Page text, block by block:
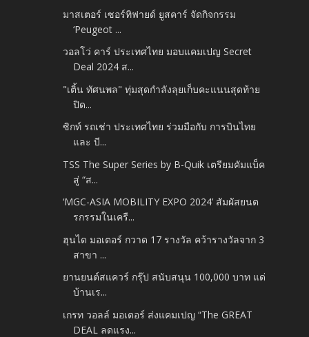
มาสเตอร์ เซอร์ทิฟายด์ ยูสคาร์ จัดกิจกรรม
‘Peugeot ...
วอลโว่ คาร์ ประเทศไทย มอบแคมเปญ Secret
Deal 2024 ส...
"เติ้น ทัศนพล" ทุ่มสุดกำลังลุยเก็บคะแนนสุดท้าย
ปิด...
ซิกท์ รถเช่า ประเทศไทย ร่วมมือกับ การบินไทย
และ บี...
TSS The Super Series by B-Quik เตรียมคัมแบ็ค
สู่ “ส...
‘MGC-ASIA MOBILITY EXPO 2024’ สัมผัสยนต
รกรรมในเครื...
ฮุนได มอเตอร์ กวาด 17 รางวัล คว้ารางวัลจาก 3
สาขา ...
ยานยนต์สแควร์ กรุ๊ป สนับสนุน 100,000 บาท แด่
บ้านเร...
เกรท วอลล์ มอเตอร์ ส่งแคมเปญ “The GREAT
DEAL ลดแรง...